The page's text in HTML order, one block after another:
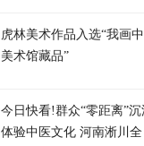
虎林美术作品入选“我画中
美术馆藏品”
今日快看!群众“零距离”
体验中医文化 河南淅川全